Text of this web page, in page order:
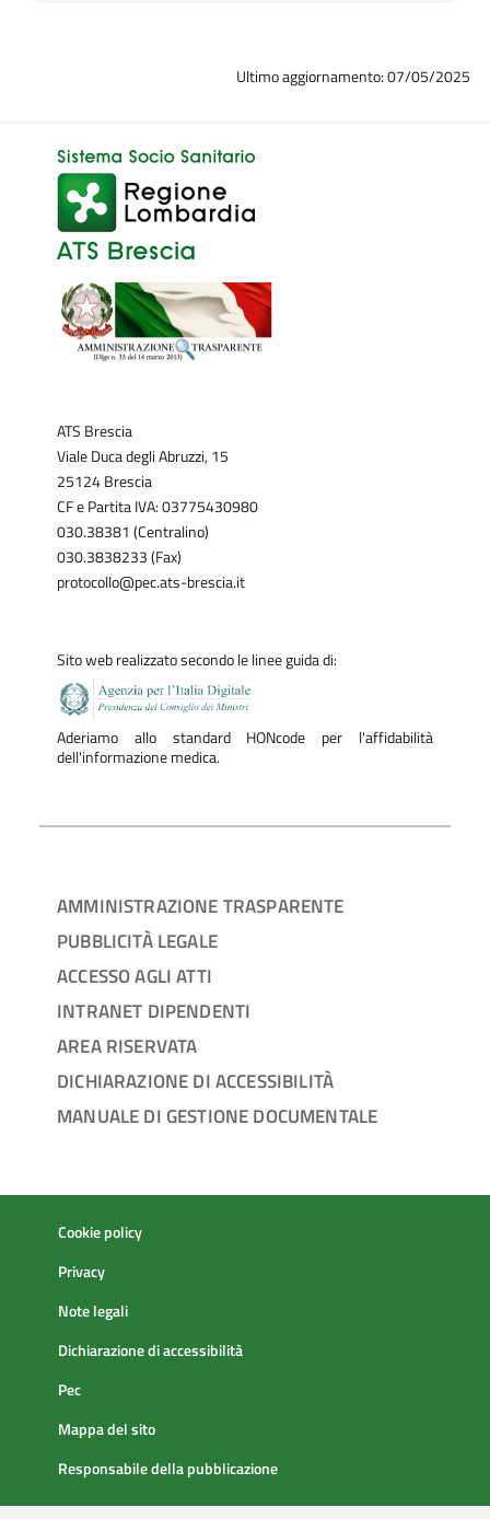
Ultimo aggiornamento: 07/05/2025
ATS Brescia
Viale Duca degli Abruzzi, 15
25124 Brescia
CF e Partita IVA: 03775430980
030.38381 (Centralino)
030.3838233 (Fax)
protocollo@pec.ats-brescia.it
Sito web realizzato secondo le linee guida di:
Aderiamo allo standard HONcode per l'affidabilità
dell'informazione medica.
AMMINISTRAZIONE TRASPARENTE
PUBBLICITÀ LEGALE
ACCESSO AGLI ATTI
INTRANET DIPENDENTI
AREA RISERVATA
DICHIARAZIONE DI ACCESSIBILITÀ
MANUALE DI GESTIONE DOCUMENTALE
Cookie policy
Privacy
Note legali
Dichiarazione di accessibilità
Pec
Mappa del sito
Responsabile della pubblicazione